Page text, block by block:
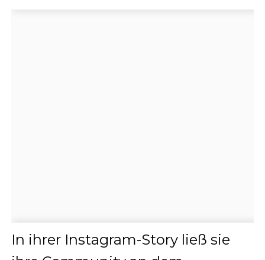
In ihrer Instagram-Story ließ sie